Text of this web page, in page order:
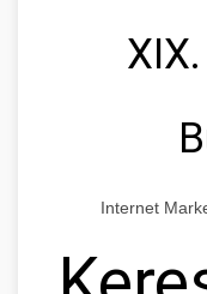
Internet